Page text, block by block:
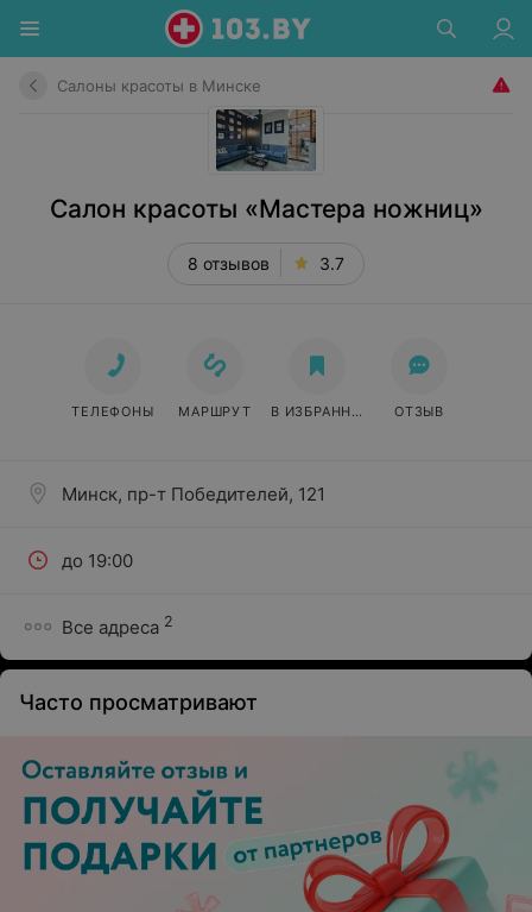
Салоны красоты в Минске
Салон красоты «Мастера ножниц»
8 отзывов 3.7
Минск, пр-т Победителей, 121
до 19:00
Все адреса 2
ТЕЛЕФОНЫ МАРШРУТ В ИЗБРАННОЕ ОТЗЫВ
Часто просматривают